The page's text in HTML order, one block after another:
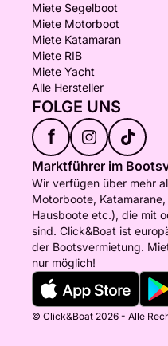
Miete Segelboot
Miete Motorboot
Miete Katamaran
Miete RIB
Miete Yacht
Alle Hersteller
FOLGE UNS
f
Marktführer im
Wir verfügen über mehr
Motorboote,
Hausboote etc.), die mit
sind. Click&Boat ist
der Bootsvermietung.
nur möglich!
© Click&Boat 2026 - Alle